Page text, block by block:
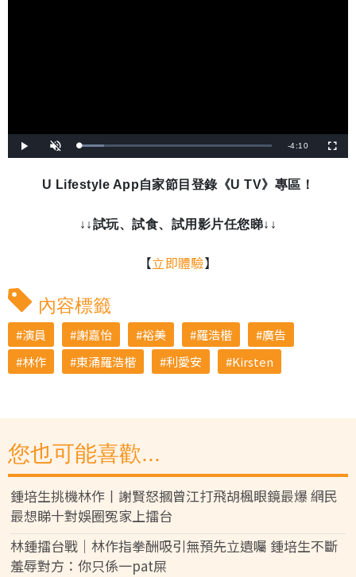
播
放
開
啟
載
入
:
1
6
%
剩
-4:10
全
螢
U Lifestyle App自家節目登錄《U TV》專區！
↓↓試玩、試食、試用影片任您睇↓↓
【立即體驗】
內容標籤
演員 謝嘉怡 裕美 羅浩楷
廣告
林作
東涌羅浩楷 利愛安 Kirsten
您也可能喜歡...
鍾培生挑機林作丨謝賢怒摑曾江打飛胡楓眼鏡最爆 網民
最想睇十對娛圈冤家上擂台
林鍾擂台戰｜林作指拳酬吸引無預先立遺囑 鍾培生不斷
羞辱對方：你只係一pat屎